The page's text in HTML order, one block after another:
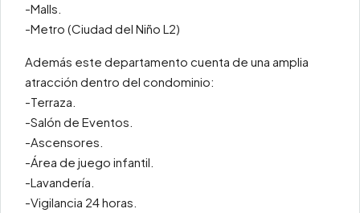
-Malls.
-Metro (Ciudad del Niño L2)
Además este departamento cuenta de una amplia
atracción dentro del condominio:
-Terraza.
-Salón de Eventos.
-Ascensores.
-Área de juego infantil.
-Lavandería.
-Vigilancia 24 horas.